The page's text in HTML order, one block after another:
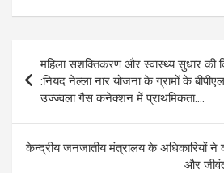
ce
b
o
o
k
se
n
g
er
at
s
A
p
p
e
a
m
navigation
महिला सशक्तिकरण और स्वास्थ्य सुधार
:नियद नेल्ला नार योजना के ग्रामों के बीपीएल
उज्ज्वला गैस कनेक्शन में प्राथमिकता….
केन्द्रीय जनजातीय मंत्रालय के अधिकारियों ने
और